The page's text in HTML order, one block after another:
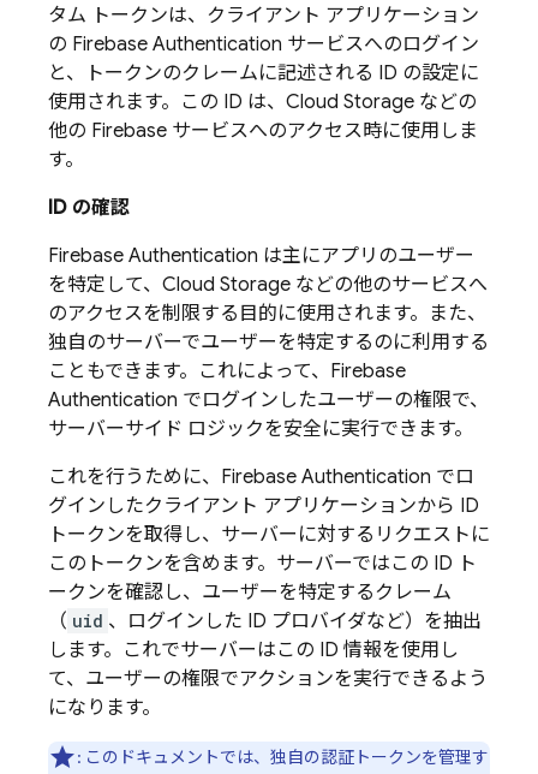
タム トークンは、クライアント アプリケーション
の Firebase Authentication サービスへのログイン
と、トークンのクレームに記述される ID の設定に
使用されます。この ID は、 Cloud Storage などの
他の Firebase サービスへのアクセス時に使用しま
す。
ID の確認
Firebase Authentication は主にアプリのユーザー
を特定して、 Cloud Storage などの他のサービスへ
のアクセスを制限する目的に使用されます。また、
独自のサーバーでユーザーを特定するのに利用する
こともできます。これによって、 Firebase
Authentication でログインしたユーザーの権限で、
サーバーサイド ロジックを安全に実行できます。
これを行うために、 Firebase Authentication でロ
グインしたクライアント アプリケーションから ID
トークンを取得し、サーバーに対するリクエストに
このトークンを含めます。サーバーではこの ID ト
ークンを確認し、ユーザーを特定するクレーム
（ uid 、ログインした ID プロバイダなど）を抽出
します。これでサーバーはこの ID 情報を使用し
て、ユーザーの権限でアクションを実行できるよう
になります。
: このドキュメントでは、独自の認証トークンを管理す